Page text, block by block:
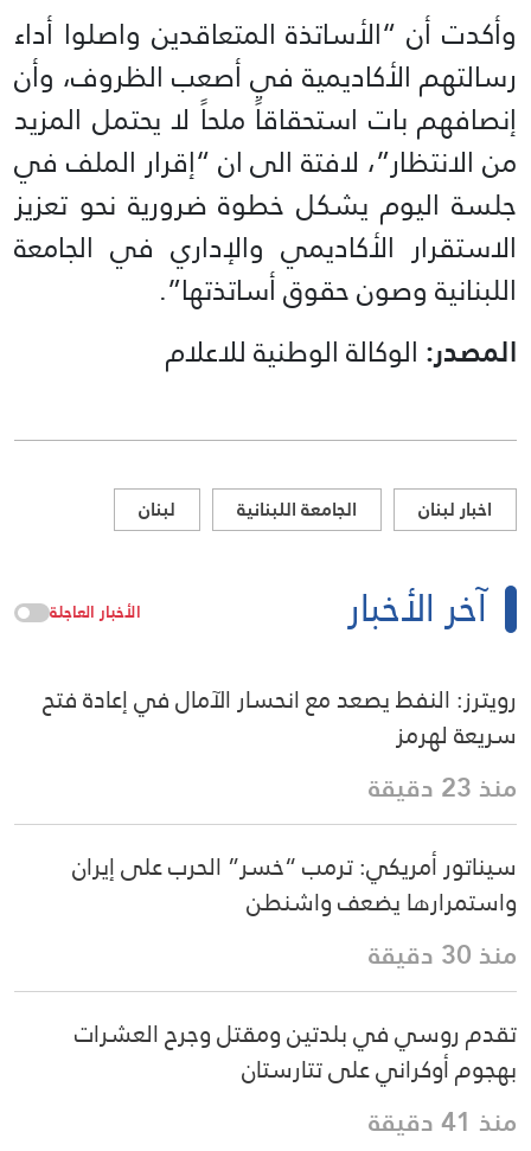
وأكدت أن “الأساتذة المتعاقدين واصلوا أداء
رسالتهم الأكاديمية في أصعب الظروف، وأن
إنصافهم بات استحقاقاً ملحاً لا يحتمل المزيد
من الانتظار”، لافتة الى ان “إقرار الملف في
جلسة اليوم يشكل خطوة ضرورية نحو تعزيز
الاستقرار الأكاديمي والإداري في الجامعة
اللبنانية وصون حقوق أساتذتها”.
المصدر: الوكالة الوطنية للاعلام
اخبار لبنان الجامعة اللبنانية لبنان
آخر الأخبار الأخبار العاجلة
رويترز: النفط يصعد مع انحسار الآمال في إعادة فتح
سريعة لهرمز
منذ 23 دقيقة
سيناتور أمريكي: ترمب “خسر” الحرب على إيران
واستمرارها يضعف واشنطن
منذ 30 دقيقة
تقدم روسي في بلدتين ومقتل وجرح العشرات
بهجوم أوكراني على تتارستان
منذ 41 دقيقة